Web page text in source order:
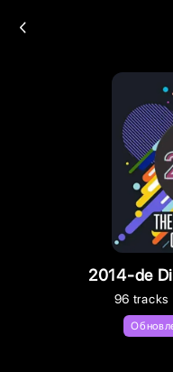
2014-de
96 tracks